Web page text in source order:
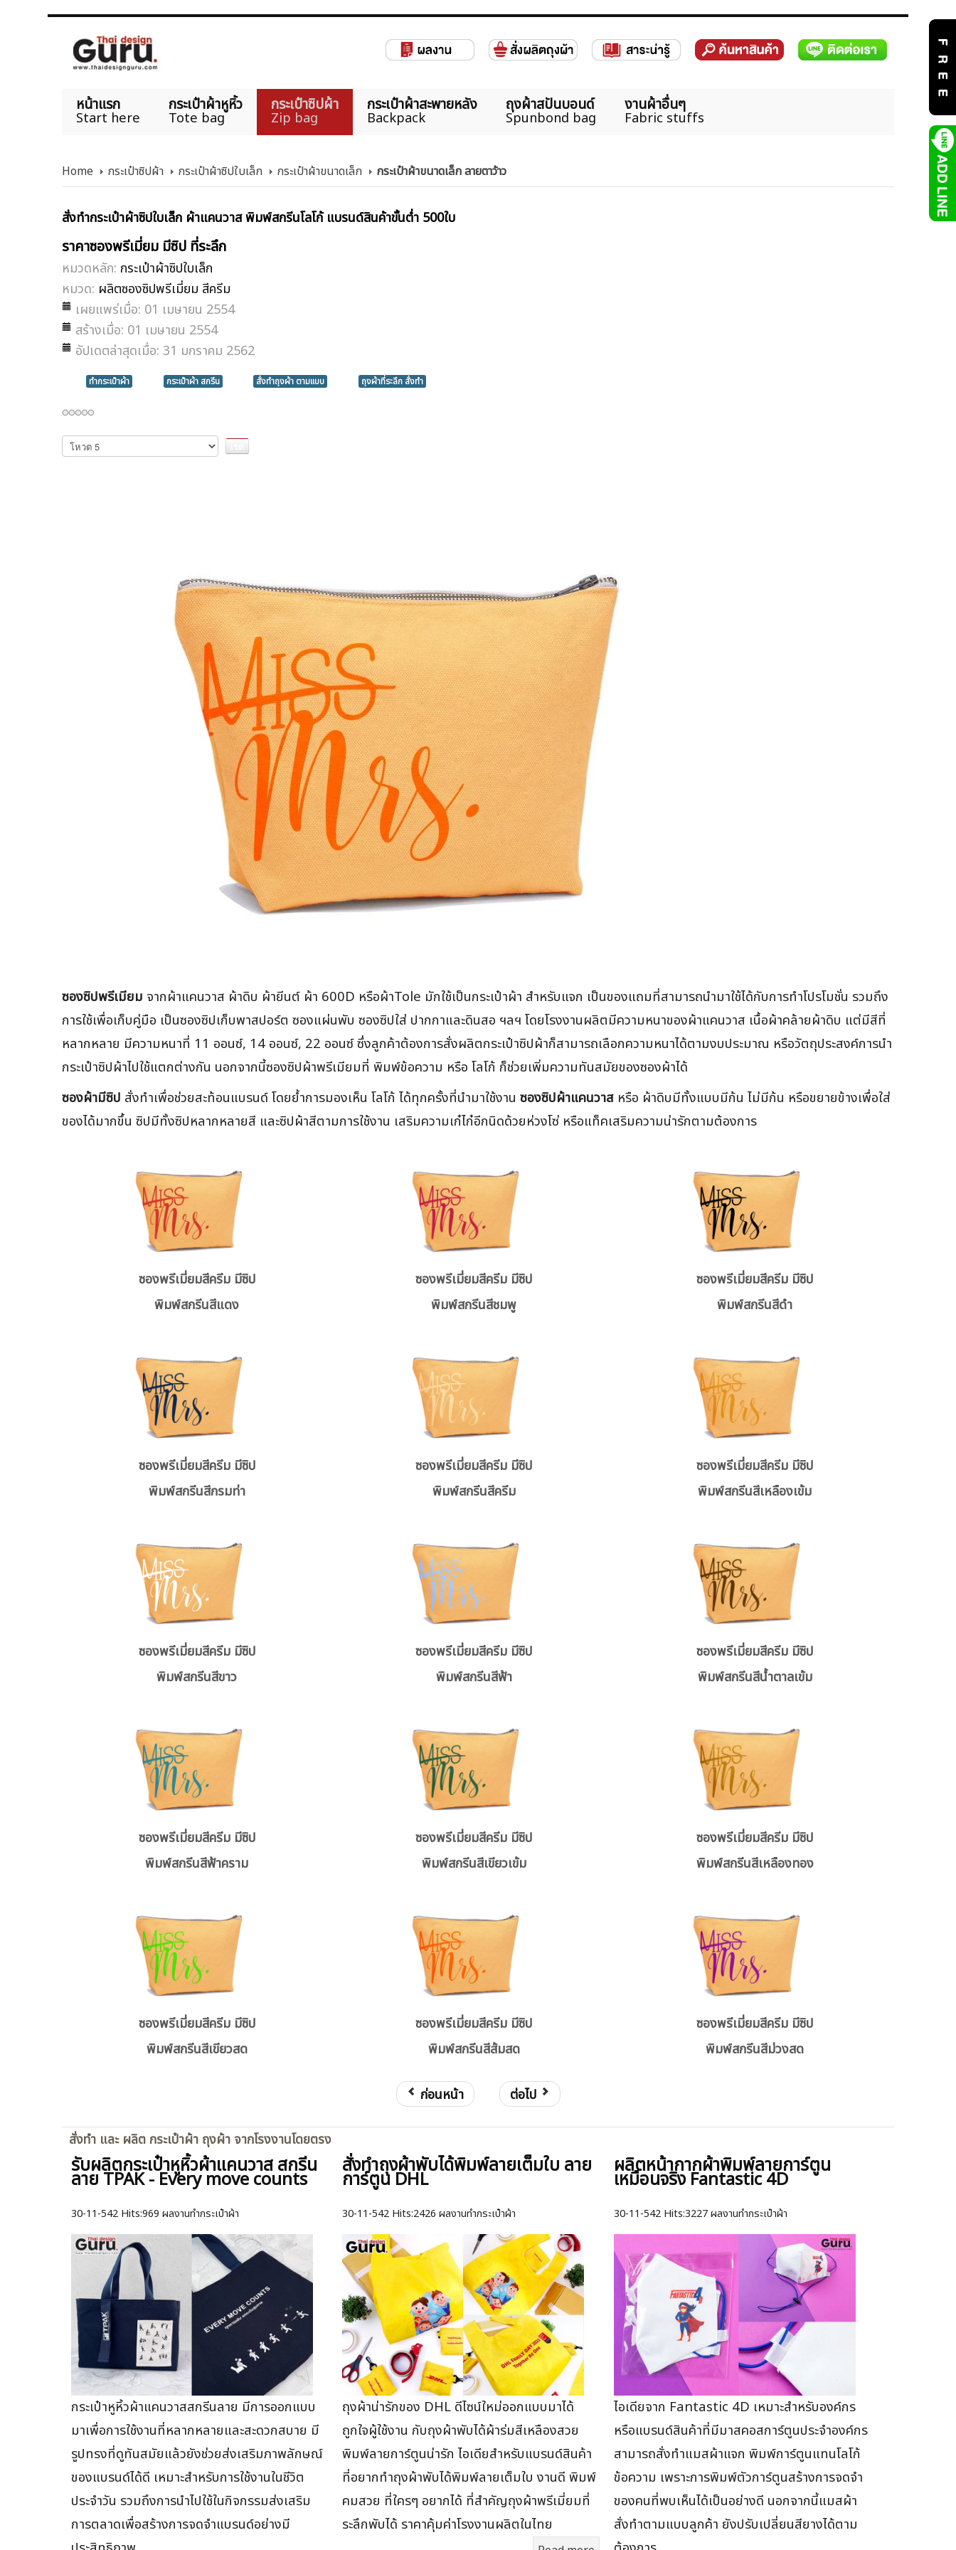
หน้าแรก
Start here
กระเป๋าผ้าหูหิ้ว
Tote bag
กระเป๋าซิปผ้า
Zip bag
กระเป๋าผ้าสะพายหลัง
Backpack
ถุงผ้าสปันบอนด์
Spunbond bag
งานผ้าอื่นๆ
Fabric stuffs
Home กระเป๋าซิปผ้า กระเป๋าผ้าซิปใบเล็ก กระเป๋าผ้าขนาดเล็ก กระเป๋าผ้าขนาดเล็ก ลายตาว้าว
สั่งทำกระเป๋าผ้าซิปใบเล็ก ผ้าแคนวาส พิมพ์สกรีนโลโก้ แบรนด์สินค้าขั้นต่ำ 500ใบ
ราคาซองพรีเมี่ยม มีซิป ที่ระลึก
หมวดหลัก: กระเป๋าผ้าซิปใบเล็ก
หมวด: ผลิตซองซิปพรีเมี่ยม สีครีม
เผยแพร่เมื่อ: 01 เมษายน 2554
สร้างเมื่อ: 01 เมษายน 2554
อัปเดตล่าสุดเมื่อ: 31 มกราคม 2562
ทำกระเป๋าผ้า กระเป๋าผ้า สกรีน สั่งทำถุงผ้า ตามแบบ ถุงผ้าที่ระลึก สั่งทำ
กรุณา
ให้
ซองซิปพรีเมียม จากผ้าแคนวาส ผ้าดิบ ผ้ายีนต์ ผ้า 600D หรือผ้าTole มักใช้เป็นกระเป๋าผ้า สำหรับแจก เป็นของแถมที่สามารถนำมาใช้ได้กับการทำโปรโมชั่น รวมถึง
การใช้เพื่อเก็บคู่มือ เป็นซองซิปเก็บพาสปอร์ต ซองแผ่นพับ ซองซิปใส่ ปากกาและดินสอ ฯลฯ โดยโรงงานผลิตมีความหนาของผ้าแคนวาส เนื้อผ้าคล้ายผ้าดิบ แต่มีสีที่
หลากหลาย มีความหนาที่ 11 ออนซ์, 14 ออนซ์, 22 ออนซ์ ซึ่งลูกค้าต้องการสั่งผลิตกระเป๋าซิปผ้าก็สามารถเลือกความหนาได้ตามงบประมาณ หรือวัตถุประสงค์การนำ
กระเป๋าซิปผ้าไปใช้แตกต่างกัน นอกจากนี้ซองซิปผ้าพรีเมียมที่ พิมพ์ข้อความ หรือ โลโก้ ก็ช่วยเพิ่มความทันสมัยของซองผ้าได้
ซองผ้ามีซิป สั่งทำเพื่อช่วยสะท้อนแบรนด์ โดยย้ำการมองเห็น โลโก้ ได้ทุกครั้งที่นำมาใช้งาน ซองซิปผ้าแคนวาส หรือ ผ้าดิบมีทั้งแบบมีก้น ไม่มีก้น หรือขยายข้างเพื่อใส่
ของได้มากขึ้น ซิปมีทั้งซิปหลากหลายสี และซิปผ้าสีตามการใช้งาน เสริมความเก๋ไก๋อีกนิดด้วยห่วงโซ่ หรือแท็คเสริมความน่ารักตามต้องการ
ซองพรีเมี่ยมสีครีม มีซิป
พิมพ์สกรีนสีแดง
ซองพรีเมี่ยมสีครีม มีซิป
พิมพ์สกรีนสีชมพู
ซองพรีเมี่ยมสีครีม มีซิป
พิมพ์สกรีนสีดำ
ซองพรีเมี่ยมสีครีม มีซิป
พิมพ์สกรีนสีกรมท่า
ซองพรีเมี่ยมสีครีม มีซิป
พิมพ์สกรีนสีครีม
ซองพรีเมี่ยมสีครีม มีซิป
พิมพ์สกรีนสีเหลืองเข้ม
ซองพรีเมี่ยมสีครีม มีซิป
พิมพ์สกรีนสีขาว
ซองพรีเมี่ยมสีครีม มีซิป
พิมพ์สกรีนสีฟ้า
ซองพรีเมี่ยมสีครีม มีซิป
พิมพ์สกรีนสีน้ำตาลเข้ม
ซองพรีเมี่ยมสีครีม มีซิป
พิมพ์สกรีนสีฟ้าคราม
ซองพรีเมี่ยมสีครีม มีซิป
พิมพ์สกรีนสีเขียวเข้ม
ซองพรีเมี่ยมสีครีม มีซิป
พิมพ์สกรีนสีเหลืองทอง
ซองพรีเมี่ยมสีครีม มีซิป
พิมพ์สกรีนสีเขียวสด
ซองพรีเมี่ยมสีครีม มีซิป
พิมพ์สกรีนสีส้มสด
ซองพรีเมี่ยมสีครีม มีซิป
พิมพ์สกรีนสีม่วงสด
ก่อนหน้า ต่อไป
สั่งทำ และ ผลิต กระเป๋าผ้า ถุงผ้า จากโรงงานโดยตรง
รับผลิตกระเป๋าหูหิ้วผ้าแคนวาส สกรีน
ลาย TPAK - Every move counts
30-11-542 Hits:969 ผลงานทำกระเป๋าผ้า
กระเป๋าหูหิ้วผ้าแคนวาสสกรีนลาย มีการออกแบบ
มาเพื่อการใช้งานที่หลากหลายและสะดวกสบาย มี
รูปทรงที่ดูทันสมัยแล้วยังช่วยส่งเสริมภาพลักษณ์
ของแบรนด์ได้ดี เหมาะสำหรับการใช้งานในชีวิต
ประจำวัน รวมถึงการนำไปใช้ในกิจกรรมส่งเสริม
การตลาดเพื่อสร้างการจดจำแบรนด์อย่างมี
สั่งทำถุงผ้าพับได้พิมพ์ลายเต็มใบ ลาย
การ์ตูน DHL
30-11-542 Hits:2426 ผลงานทำกระเป๋าผ้า
ถุงผ้าน่ารักของ DHL ดีไซน์ใหม่ออกแบบมาได้
ถูกใจผู้ใช้งาน กับถุงผ้าพับได้ผ้าร่มสีเหลืองสวย
พิมพ์ลายการ์ตูนน่ารัก ไอเดียสำหรับแบรนด์สินค้า
ที่อยากทำถุงผ้าพับได้พิมพ์ลายเต็มใบ งานดี พิมพ์
คมสวย ที่ใครๆ อยากได้ ที่สำคัญถุงผ้าพรีเมี่ยมที่
ระลึกพับได้ ราคาคุ้มค่าโรงงานผลิตในไทย
ผลิตหน้ากากผ้าพิมพ์ลายการ์ตูน
เหมือนจริง Fantastic 4D
30-11-542 Hits:3227 ผลงานทำกระเป๋าผ้า
ไอเดียจาก Fantastic 4D เหมาะสำหรับองค์กร
หรือแบรนด์สินค้าที่มีมาสคอสการ์ตูนประจำองค์กร
สามารถสั่งทำแมสผ้าแจก พิมพ์การ์ตูนแทนโลโก้
ข้อความ เพราะการพิมพ์ตัวการ์ตูนสร้างการจดจำ
ของคนที่พบเห็นได้เป็นอย่างดี นอกจากนี้แมสผ้า
สั่งทำตามแบบลูกค้า ยังปรับเปลี่ยนสียางได้ตาม